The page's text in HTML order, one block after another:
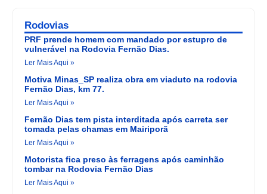
Rodovias
PRF prende homem com mandado por estupro de
vulnerável na Rodovia Fernão Dias.
Ler Mais Aqui »
Motiva Minas_SP realiza obra em viaduto na rodovia
Fernão Dias, km 77.
Ler Mais Aqui »
Fernão Dias tem pista interditada após carreta ser
tomada pelas chamas em Mairiporã
Ler Mais Aqui »
Motorista fica preso às ferragens após caminhão
tombar na Rodovia Fernão Dias
Ler Mais Aqui »